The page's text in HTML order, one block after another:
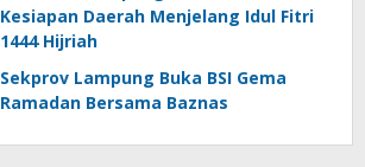
Kesiapan Daerah Menjelang Idul Fitri
1444 Hijriah
Sekprov Lampung Buka BSI Gema
Ramadan Bersama Baznas